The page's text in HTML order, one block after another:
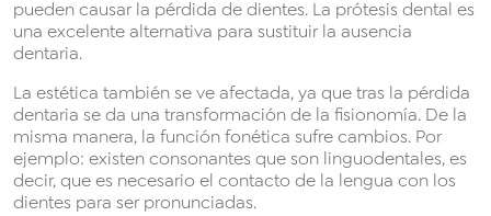
pueden causar la pérdida de dientes. La prótesis dental es
una excelente alternativa para sustituir la ausencia
dentaria.
La estética también se ve afectada, ya que tras la pérdida
dentaria se da una transformación de la fisionomía. De la
misma manera, la función fonética sufre cambios. Por
ejemplo: existen consonantes que son linguodentales, es
decir, que es necesario el contacto de la lengua con los
dientes para ser pronunciadas.